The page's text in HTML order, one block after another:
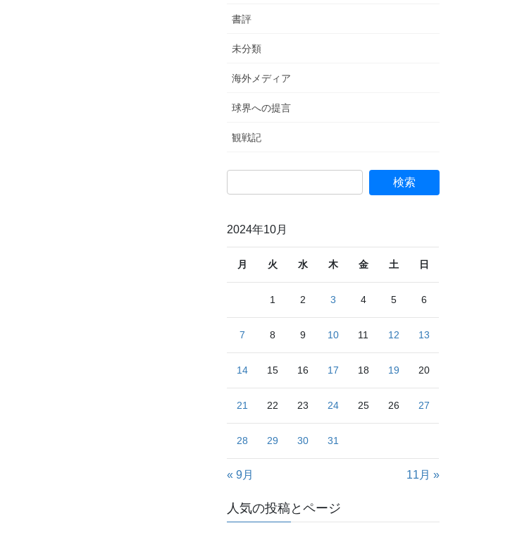
書評
未分類
海外メディア
球界への提言
観戦記
2024年10月
月 火 水 木 金 土 日
1 2 3 4 5 6
7 8 9 10 11 12 13
14 15 16 17 18 19 20
21 22 23 24 25 26 27
28 29 30 31
« 9月 11月 »
人気の投稿とページ